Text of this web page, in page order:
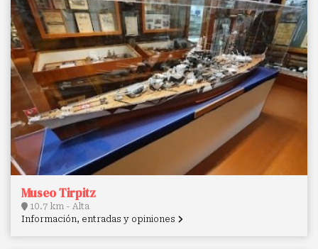
Museo Tirpitz
10.7 km - Alta
Información, entradas y opiniones